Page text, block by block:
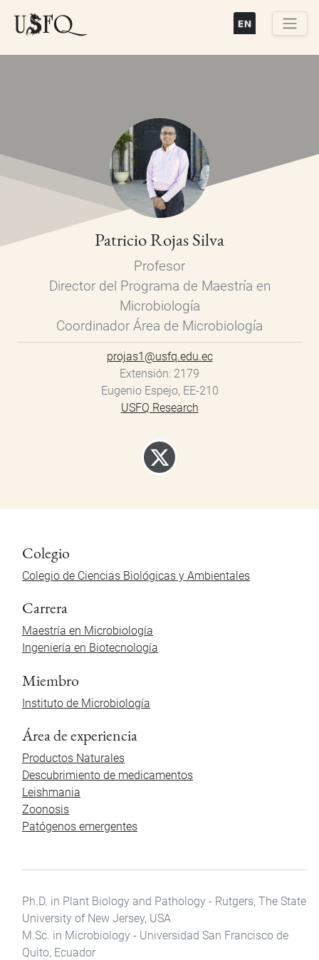
Patricio Rojas Silva
Profesor
Director del Programa de Maestría en
Microbiología
Coordinador Área de Microbiología
projas1@usfq.edu.ec
Extensión 2179
Eugenio Espejo, EE-210
USFQ Research
Colegio
Colegio de Ciencias Biológicas y Ambientales
Carrera
Maestría en Microbiología
Ingeniería en Biotecnología
Miembro
Instituto de Microbiología
Área de experiencia
Productos Naturales
Descubrimiento de medicamentos
Leishmania
Zoonosis
Patógenos emergentes
Ph.D. in Plant Biology and Pathology - Rutgers, The State
University of New Jersey, USA
M.Sc. in Microbiology - Universidad San Francisco de
Quito, Ecuador